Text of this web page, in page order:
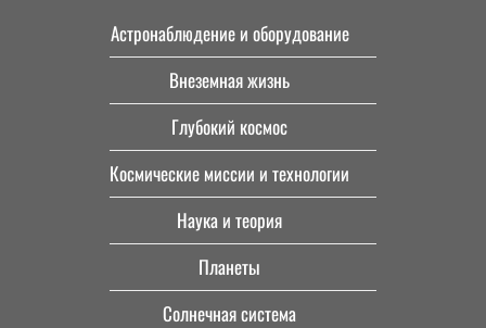
Астронаблюдение и оборудование
Внеземная жизнь
Глубокий космос
Космические миссии и технологии
Наука и теория
Планеты
Солнечная система